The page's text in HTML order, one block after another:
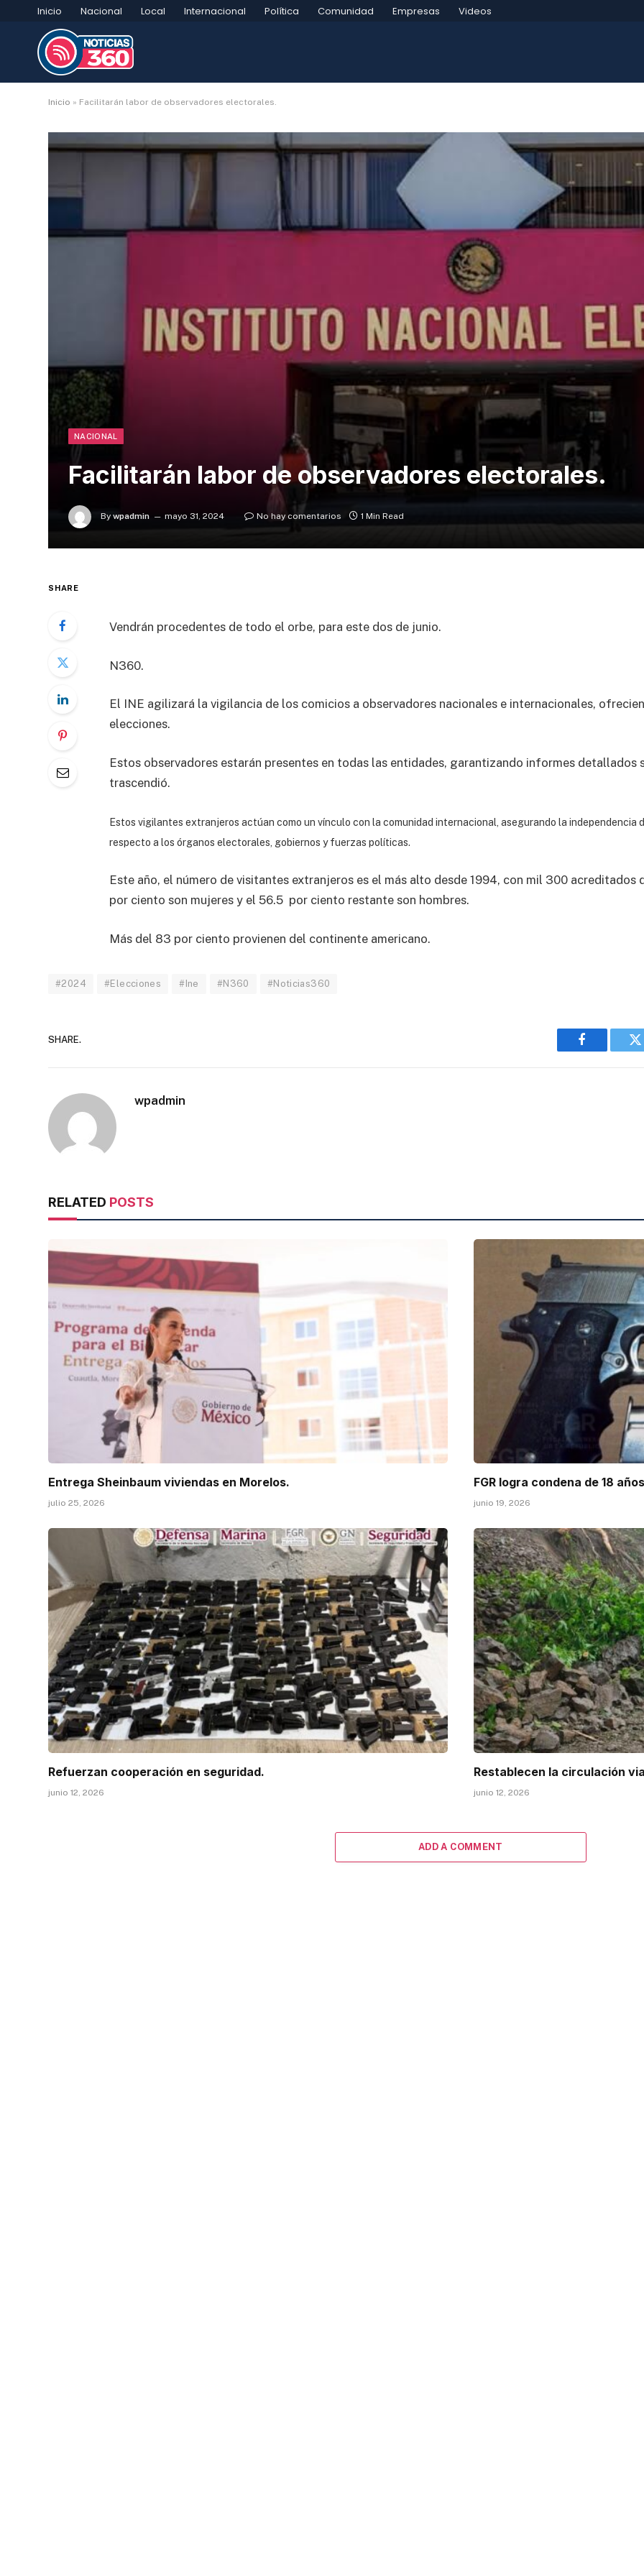
Inicio Nacional Local Internacional Política Comunidad Empresas Videos
Inicio » Facilitarán labor de observadores electorales.
NACIONAL
Facilitarán labor de observadores electorales.
By wpadmin mayo 31, 2024 No hay comentarios 1 Min Read
SHARE
Vendrán procedentes de todo el orbe, para este dos de junio.
N360.
El INE agilizará la vigilancia de los comicios a observadores nacionales e internacionales,
elecciones.
Estos observadores estarán presentes en todas las entidades, garantizando informes detallados
trascendió.
Estos vigilantes extranjeros actúan como un vínculo con la comunidad internacional, asegurando la independencia
respecto a los órganos electorales, gobiernos y fuerzas políticas.
Este año, el número de visitantes extranjeros es el más alto desde 1994, con mil 300 acreditados
por ciento son mujeres y el 56.5 por ciento restante son hombres.
Más del 83 por ciento provienen del continente americano.
#2024 #Elecciones #Ine #N360 #Noticias360
SHARE.
Facebook
wpadmin
RELATED POSTS
Entrega Sheinbaum viviendas en Morelos.
julio 25, 2026
FGR logra condena de 18
junio 19, 2026
Refuerzan cooperación en seguridad.
junio 12, 2026
Restablecen la circulación
junio 12, 2026
ADD A COMMENT